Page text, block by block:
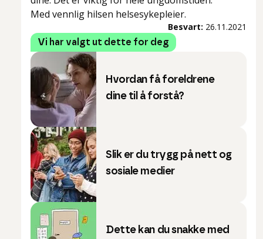
Med vennlig hilsen helsesykepleier.
Besvart: 26.11.2021
Vi har valgt ut dette for deg
Hvordan få foreldrene
dine til å forstå?
Slik er du trygg på nett og
sosiale medier
Dette kan du snakke med